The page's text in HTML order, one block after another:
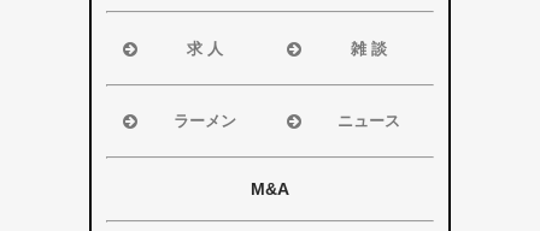
掛川市
その他エリア
浜松市
磐田市・袋井
求 人
浜松市
磐田市
雑 談
浜松市
磐田市
ラーメン
浜松市
袋井市
ニュース
浜松市・磐田
袋井市・掛川
M&A